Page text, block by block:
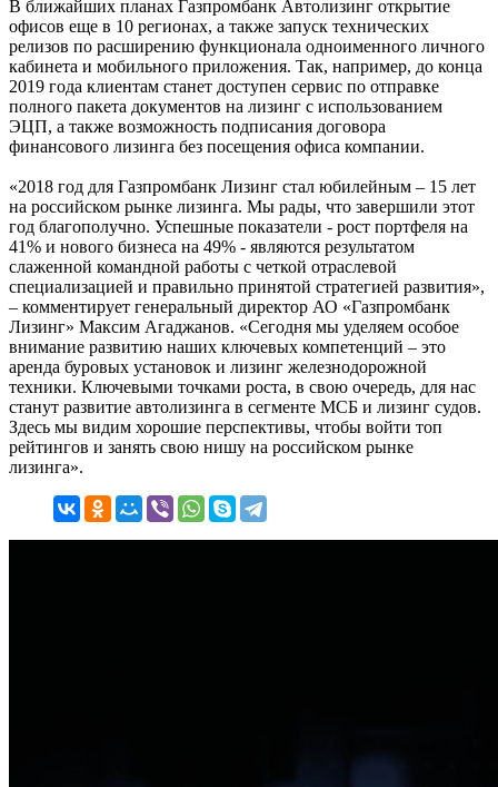
В ближайших планах Газпромбанк Автолизинг открытие
офисов еще в 10 регионах, а также запуск технических
релизов по расширению функционала одноименного личного
кабинета и мобильного приложения. Так, например, до конца
2019 года клиентам станет доступен сервис по отправке
полного пакета документов на лизинг с использованием
ЭЦП, а также возможность подписания договора
финансового лизинга без посещения офиса компании.
«2018 год для Газпромбанк Лизинг стал юбилейным – 15 лет
на российском рынке лизинга. Мы рады, что завершили этот
год благополучно. Успешные показатели - рост портфеля на
41% и нового бизнеса на 49% - являются результатом
слаженной командной работы с четкой отраслевой
специализацией и правильно принятой стратегией развития»,
– комментирует генеральный директор АО «Газпромбанк
Лизинг» Максим Агаджанов. «Сегодня мы уделяем особое
внимание развитию наших ключевых компетенций – это
аренда буровых установок и лизинг железнодорожной
техники. Ключевыми точками роста, в свою очередь, для нас
станут развитие автолизинга в сегменте МСБ и лизинг судов.
Здесь мы видим хорошие перспективы, чтобы войти топ
рейтингов и занять свою нишу на российском рынке
лизинга».